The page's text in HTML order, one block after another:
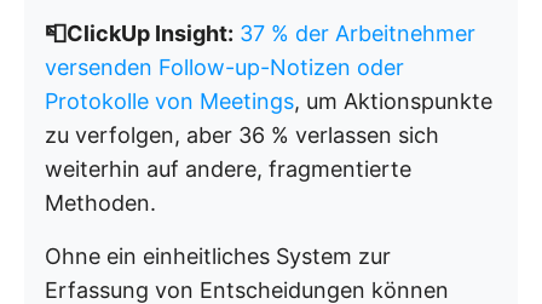
📮ClickUp Insight: 37 % der Arbeitnehmer
versenden Follow-up-Notizen oder
Protokolle von Meetings, um Aktionspunkte
zu verfolgen, aber 36 % verlassen sich
weiterhin auf andere, fragmentierte
Methoden.
Ohne ein einheitliches System zur
Erfassung von Entscheidungen können